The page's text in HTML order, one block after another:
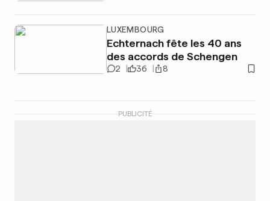
LUXEMBOURG
Echternach fête les 40 ans
des accords de Schengen
2 36 8
PUBLICITÉ